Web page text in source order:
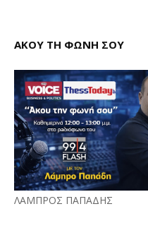
ΑΚΟΥ ΤΗ ΦΩΝΗ ΣΟΥ
ΛΑΜΠΡΟΣ ΠΑΠΑΔΗΣ